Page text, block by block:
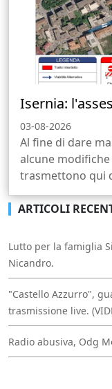
Isernia:
03-08-2026
Al fine di dare
alcune
trasmettono qui
ARTICOLI
Lutto per la famiglia
Nicandro.
"Castello Azzurro",
trasmissione live.
Radio abusiva, Odg